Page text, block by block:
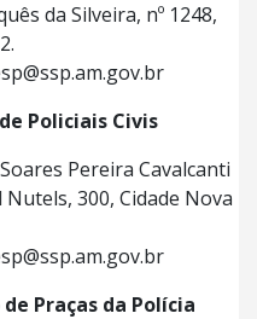
da Silveira, nº 1248,
Policiais Civis
Pereira Cavalcanti
Nutels, 300, Cidade Nova
Praças da Polícia